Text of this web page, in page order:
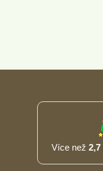
Více než2,7